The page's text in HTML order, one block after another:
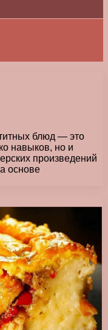
блюд — это
навыков, но и
произведений
основе